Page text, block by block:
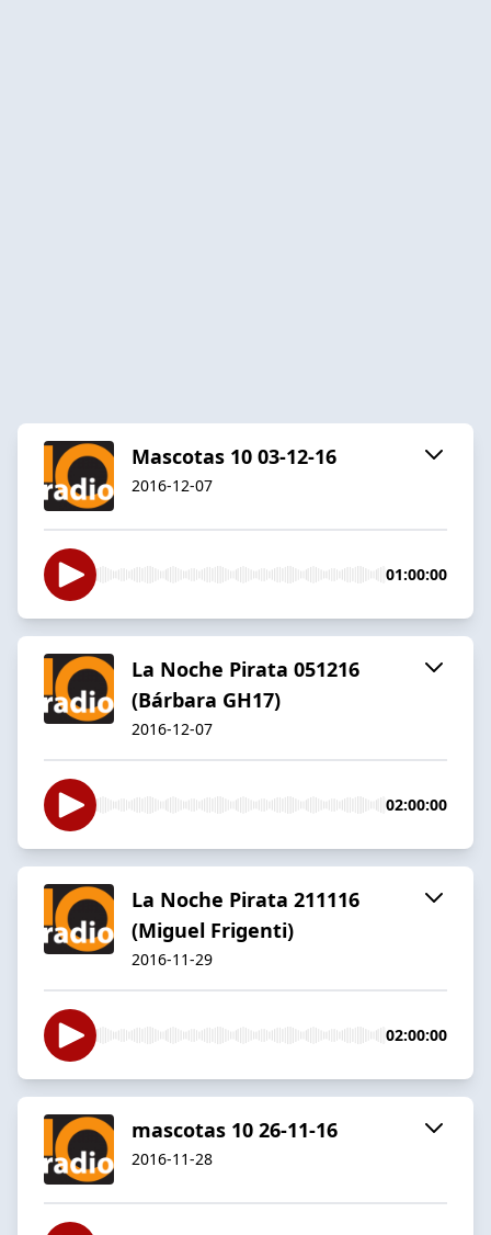
Mascotas 10 03-12-16
2016-12-07
01:00:00
La Noche Pirata 051216
(Bárbara GH17)
2016-12-07
02:00:00
La Noche Pirata 211116
(Miguel Frigenti)
2016-11-29
02:00:00
mascotas 10 26-11-16
2016-11-28